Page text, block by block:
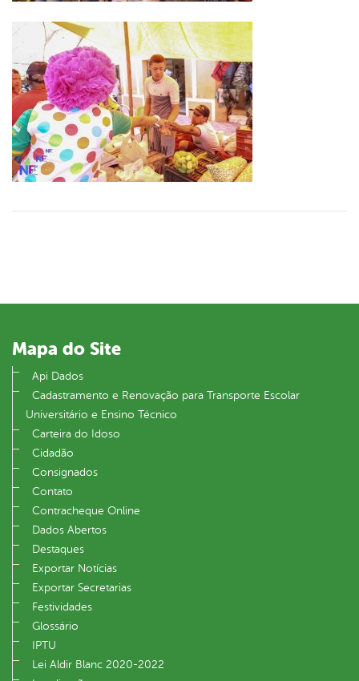
Mapa do Site
Api Dados
Cadastramento e Renovação para Transporte Escolar
Universitário e Ensino Técnico
Carteira do Idoso
Cidadão
Consignados
Contato
Contracheque Online
Dados Abertos
Destaques
Exportar Notícias
Exportar Secretarias
Festividades
Glossário
IPTU
Lei Aldir Blanc 2020-2022